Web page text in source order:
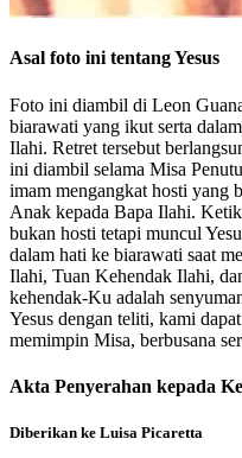
Asal foto ini tentang Yesus
Foto ini diambil di Leon
biarawati yang ikut serta
Ilahi. Retret tersebut
ini diambil selama Misa
imam mengangkat hosti yang
Anak kepada Bapa Ilahi.
bukan hosti tetapi muncul
dalam hati ke biarawati saat
Ilahi, Tuan Kehendak Ilahi,
kehendak-Ku adalah
Yesus dengan teliti, kami
memimpin Misa, berbusana
Akta Penyerahan kepada
Diberikan ke Luisa Picaretta